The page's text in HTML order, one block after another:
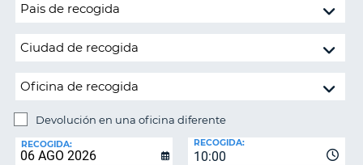
MI
RESERVA
ESPAÑA
Devolución
una
Devolución en una oficina diferente
DE
DEVOLUCIÓN:
RECOGIDA:
10:00
RECOGIDA: